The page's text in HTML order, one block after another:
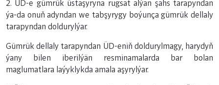
2. ÜD-e gümrük üstaşyryna rugsat alýan şahs tarapyndan
ýa-da onuň adyndan we tabşyrygy boýunça gümrük dellaly
tarapyndan doldurylýar.
Gümrük dellaly tarapyndan ÜD-eniň doldurylmagy, harydyň
ýany bilen iberilýän resminamalarda bar bolan
maglumatlara laýyklykda amala aşyrylýar.